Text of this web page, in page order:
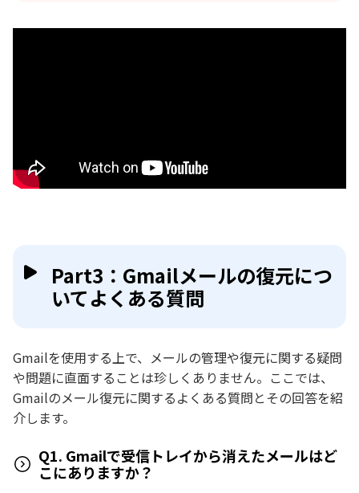
Part3：Gmailメールの復元につ
いてよくある質問
Gmailを使用する上で、メールの管理や復元に関する疑問
や問題に直面することは珍しくありません。ここでは、
Gmailのメール復元に関するよくある質問とその回答を紹
介します。
Q1. Gmailで受信トレイから消えたメールはど
こにありますか？